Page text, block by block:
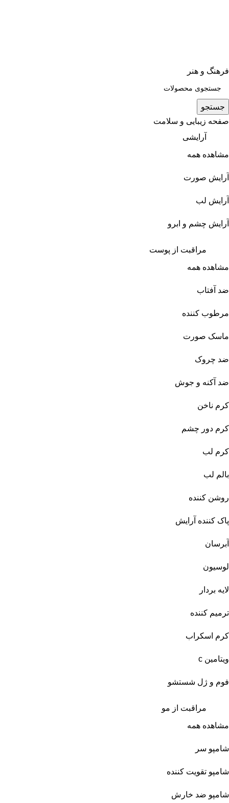
فرهنگ و هنر
جستجو
صفحه زیبایی و سلامت
آرایشی
مشاهده همه
آرایش صورت
آرایش لب
آرایش چشم و ابرو
مراقبت از پوست
مشاهده همه
ضد آفتاب
مرطوب کننده
ماسک صورت
ضد چروک
ضد آکنه و جوش
کرم ناخن
کرم دور چشم
کرم لب
بالم لب
روشن کننده
پاک کننده آرایش
آبرسان
لوسیون
لایه بردار
ترمیم کننده
کرم اسکراب
ویتامین c
فوم و ژل شستشو
مراقبت از مو
مشاهده همه
شامپو سر
شامپو تقویت کننده
شامپو ضد خارش